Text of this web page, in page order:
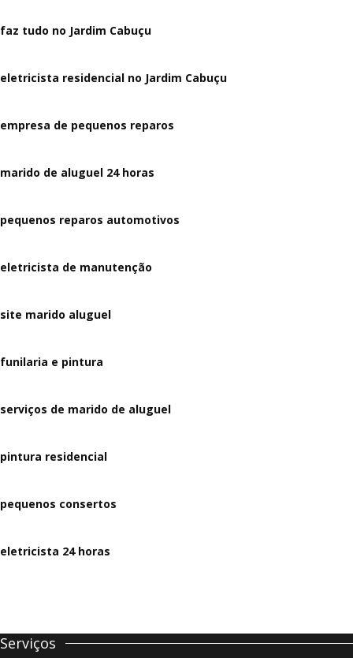
faz tudo no Jardim Cabuçu
eletricista residencial no Jardim Cabuçu
empresa de pequenos reparos
marido de aluguel 24 horas
pequenos reparos automotivos
eletricista de manutenção
site marido aluguel
funilaria e pintura
serviços de marido de aluguel
pintura residencial
pequenos consertos
eletricista 24 horas
Serviços